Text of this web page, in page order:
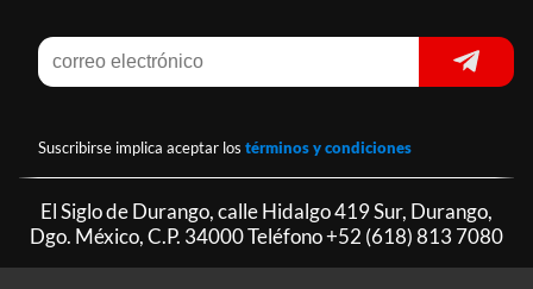
Suscribirse implica aceptar los términos y condiciones
El Siglo de Durango, calle Hidalgo 419 Sur, Durango,
Dgo. México, C.P. 34000 Teléfono+52 (618) 813 7080